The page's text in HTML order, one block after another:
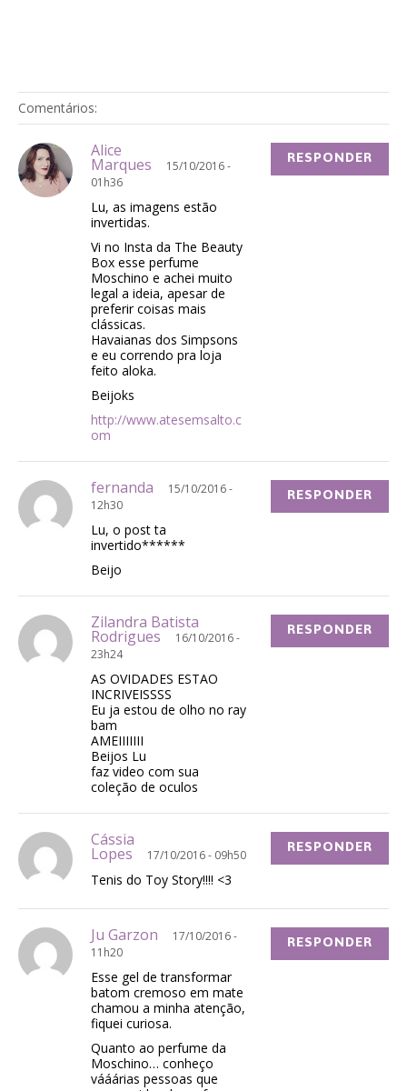
Comentários:
Alice
Marques
15/10/2016 -
01h36
Lu, as imagens estão
invertidas.
Vi no Insta da The Beauty
Box esse perfume
Moschino e achei muito
legal a ideia, apesar de
preferir coisas mais
clássicas.
Havaianas dos Simpsons
e eu correndo pra loja
feito aloka.
Beijoks
http://www.atesemsalto.c
om
RESPONDER
fernanda
15/10/2016 -
12h30
Lu, o post ta
invertido******
Beijo
RESPONDER
Zilandra Batista
Rodrigues
16/10/2016 -
23h24
AS OVIDADES ESTAO
INCRIVEISSSS
Eu ja estou de olho no ray
bam
AMEIIIIIII
Beijos Lu
faz video com sua
coleção de oculos
RESPONDER
Cássia
Lopes 17/10/2016 - 09h50
Tenis do Toy Story!!!! <3
RESPONDER
Ju Garzon
17/10/2016 -
11h20
Esse gel de transformar
batom cremoso em mate
chamou a minha atenção,
fiquei curiosa.
Quanto ao perfume da
Moschino… conheço
vááárias pessoas que
RESPONDER